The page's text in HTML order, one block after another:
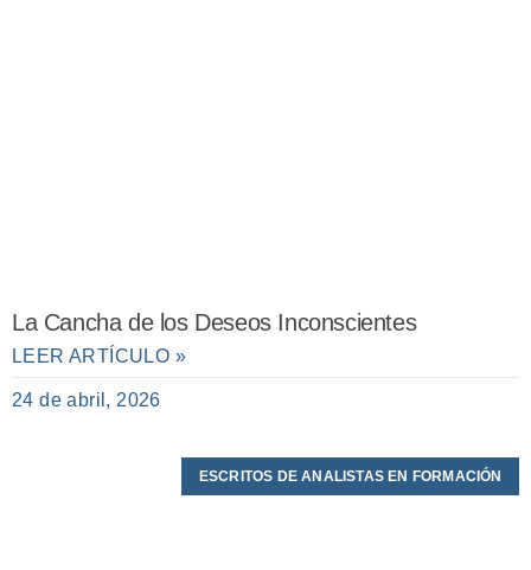
La Cancha de los Deseos Inconscientes
LEER ARTÍCULO »
24 de abril, 2026
ESCRITOS DE ANALISTAS EN FORMACIÓN